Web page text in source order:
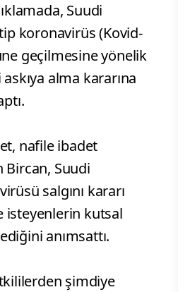
Suudi
koronavirüs (Kovid-
geçilmesine yönelik
alma kararına
nafile ibadet
Suudi
salgını kararı
isteyenlerin kutsal
anımsattı.
şimdiye